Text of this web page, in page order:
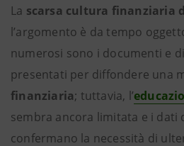
La scarsa cultura finanziaria
l’argomento è da tempo
numerosi sono i documenti e
presentati per diffondere una
finanziaria; tuttavia, l’
sembra ancora limitata e i dati
confermano la necessità di